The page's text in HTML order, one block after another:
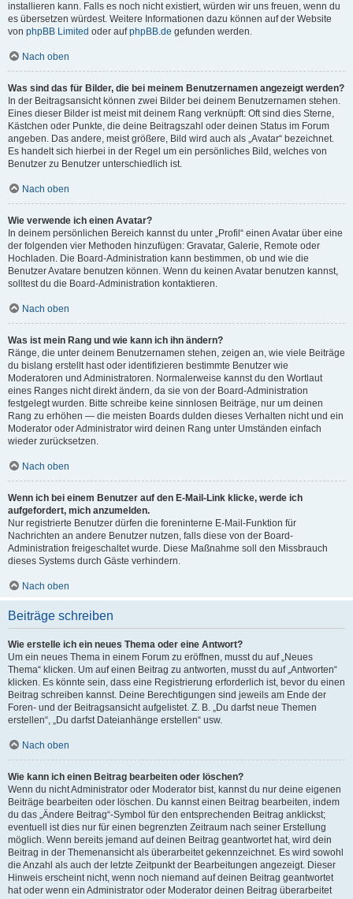
installieren kann. Falls es noch nicht existiert, würden wir uns freuen, wenn du
es übersetzen würdest. Weitere Informationen dazu können auf der Website
von phpBB Limited oder aufphpBB.de gefunden werden.
Nach oben
Was sind das für Bilder, die bei meinem Benutzernamen angezeigt werden?
In der Beitragsansicht können zwei Bilder bei deinem Benutzernamen stehen.
Eines dieser Bilder ist meist mit deinem Rang verknüpft: Oft sind dies Sterne,
Kästchen oder Punkte, die deine Beitragszahl oder deinen Status im Forum
angeben. Das andere, meist größere, Bild wird auch als „Avatar“ bezeichnet.
Es handelt sich hierbei in der Regel um ein persönliches Bild, welches von
Benutzer zu Benutzer unterschiedlich ist.
Nach oben
Wie verwende ich einen Avatar?
In deinem persönlichen Bereich kannst du unter „Profil“ einen Avatar über eine
der folgenden vier Methoden hinzufügen: Gravatar, Galerie, Remote oder
Hochladen. Die Board-Administration kann bestimmen, ob und wie die
Benutzer Avatare benutzen können. Wenn du keinen Avatar benutzen kannst,
solltest du die Board-Administration kontaktieren.
Nach oben
Was ist mein Rang und wie kann ich ihn ändern?
Ränge, die unter deinem Benutzernamen stehen, zeigen an, wie viele Beiträge
du bislang erstellt hast oder identifizieren bestimmte Benutzer wie
Moderatoren und Administratoren. Normalerweise kannst du den Wortlaut
eines Ranges nicht direkt ändern, da sie von der Board-Administration
festgelegt wurden. Bitte schreibe keine sinnlosen Beiträge, nur um deinen
Rang zu erhöhen — die meisten Boards dulden dieses Verhalten nicht und ein
Moderator oder Administrator wird deinen Rang unter Umständen einfach
wieder zurücksetzen.
Nach oben
Wenn ich bei einem Benutzer auf den E-Mail-Link klicke, werde ich
aufgefordert, mich anzumelden.
Nur registrierte Benutzer dürfen die foreninterne E-Mail-Funktion für
Nachrichten an andere Benutzer nutzen, falls diese von der Board-
Administration freigeschaltet wurde. Diese Maßnahme soll den Missbrauch
dieses Systems durch Gäste verhindern.
Nach oben
Beiträge schreiben
Wie erstelle ich ein neues Thema oder eine Antwort?
Um ein neues Thema in einem Forum zu eröffnen, musst du auf „Neues
Thema“ klicken. Um auf einen Beitrag zu antworten, musst du auf „Antworten“
klicken. Es könnte sein, dass eine Registrierung erforderlich ist, bevor du einen
Beitrag schreiben kannst. Deine Berechtigungen sind jeweils am Ende der
Foren- und der Beitragsansicht aufgelistet. Z. B. „Du darfst neue Themen
erstellen“, „Du darfst Dateianhänge erstellen“ usw.
Nach oben
Wie kann ich einen Beitrag bearbeiten oder löschen?
Wenn du nicht Administrator oder Moderator bist, kannst du nur deine eigenen
Beiträge bearbeiten oder löschen. Du kannst einen Beitrag bearbeiten, indem
du das „Ändere Beitrag“-Symbol für den entsprechenden Beitrag anklickst;
eventuell ist dies nur für einen begrenzten Zeitraum nach seiner Erstellung
möglich. Wenn bereits jemand auf deinen Beitrag geantwortet hat, wird dein
Beitrag in der Themenansicht als überarbeitet gekennzeichnet. Es wird sowohl
die Anzahl als auch der letzte Zeitpunkt der Bearbeitungen angezeigt. Dieser
Hinweis erscheint nicht, wenn noch niemand auf deinen Beitrag geantwortet
hat oder wenn ein Administrator oder Moderator deinen Beitrag überarbeitet